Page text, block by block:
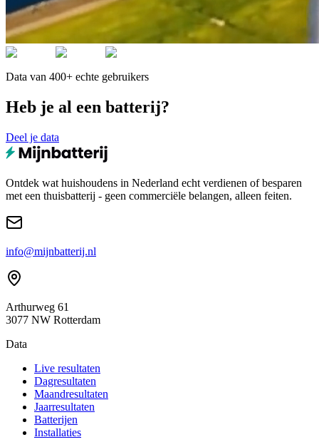
Data van 400+ echte gebruikers
Heb je al een batterij?
Deel je data
Ontdek wat huishoudens in Nederland echt verdienen of besparen
met een thuisbatterij - geen commerciële belangen, alleen feiten.
info@mijnbatterij.nl
Arthurweg 61
3077 NW Rotterdam
Data
Live resultaten
Dagresultaten
Maandresultaten
Jaarresultaten
Batterijen
Installaties